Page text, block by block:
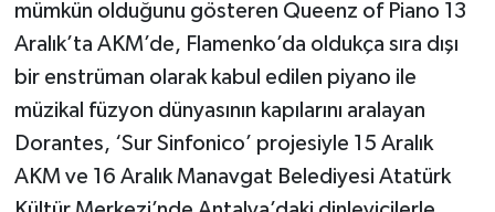
mümkün olduğunu gösteren Queenz of Piano 13
Aralık’ta AKM’de, Flamenko’da oldukça sıra dışı
bir enstrüman olarak kabul edilen piyano ile
müzikal füzyon dünyasının kapılarını aralayan
Dorantes, ‘Sur Sinfonico’ projesiyle 15 Aralık
AKM ve 16 Aralık Manavgat Belediyesi Atatürk